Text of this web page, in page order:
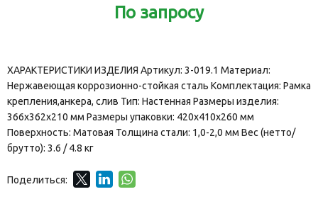
По запросу
ХАРАКТЕРИСТИКИ ИЗДЕЛИЯ Артикул: 3-019.1 Материал:
Нержавеющая коррозионно-стойкая сталь Комплектация: Рамка
крепления,анкера, слив Тип: Настенная Размеры изделия:
366х362х210 мм Размеры упаковки: 420х410х260 мм
Поверхность: Матовая Толщина стали: 1,0-2,0 мм Вес (нетто/
брутто): 3.6 / 4.8 кг
Поделиться: